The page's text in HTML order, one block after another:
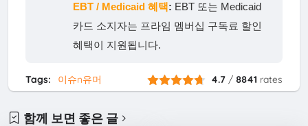
EBT / Medicaid 혜택: EBT 또는 Medicaid
카드 소지자는 프라임 멤버십 구독료 할인
혜택이 지원됩니다.
Tags: 이슈n유머 4.7 / 8841 rates
함께 보면 좋은 글